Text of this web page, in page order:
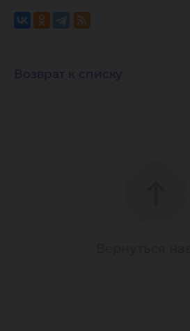
Возврат к списку